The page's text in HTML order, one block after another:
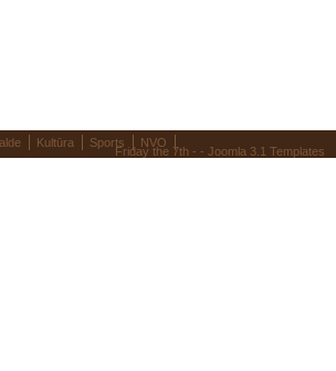
Friday the 7th - - Joomla 3.1 Templates
Kultūra Sports
NVO